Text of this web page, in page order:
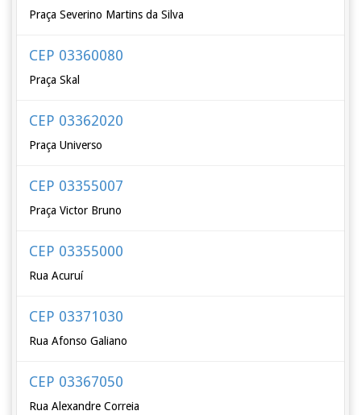
Praça Severino Martins da Silva
CEP 03360080
Praça Skal
CEP 03362020
Praça Universo
CEP 03355007
Praça Victor Bruno
CEP 03355000
Rua Acuruí
CEP 03371030
Rua Afonso Galiano
CEP 03367050
Rua Alexandre Correia